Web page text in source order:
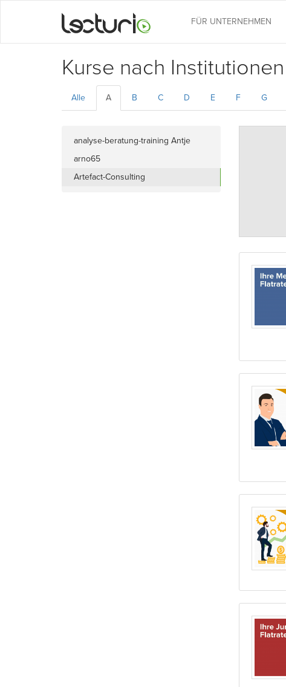
FÜR UNTERNEHMEN
Kurse nach Institutionen
Alle A B C D E F G
analyse-beratung-training Antje
Barmeyer
arno65
Artefact-Consulting